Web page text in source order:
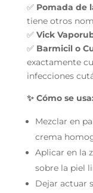
✅ Pomada de
tiene otros
✅ Vick
✅ Barmicil o
exactamente
infecciones
✨ Cómo se usa:
Mezclar en
crema
Aplicar en la
sobre la piel
Dejar actuar